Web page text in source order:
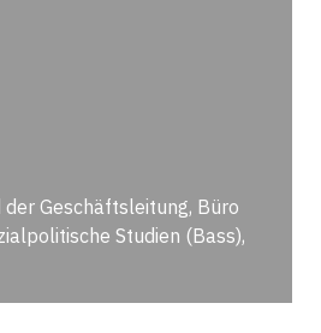
Geschäftsleitung, Büro
Studien (Bass),